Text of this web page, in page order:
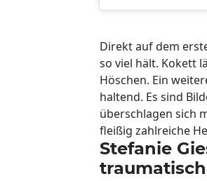
Direkt auf dem
so viel hält. Kokett
Höschen. Ein
haltend. Es sind
überschlagen sich
fleißig zahlreiche
Stefanie